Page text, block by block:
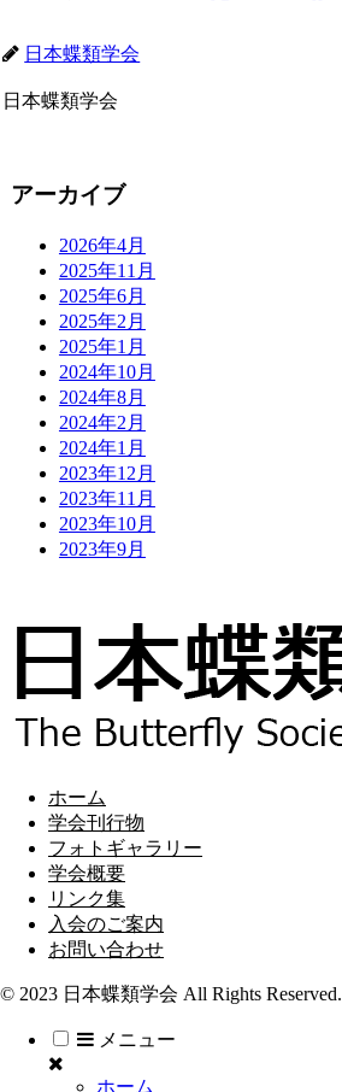
日本蝶類学会
日本蝶類学会
アーカイブ
2026年4月
2025年11月
2025年6月
2025年2月
2025年1月
2024年10月
2024年8月
2024年2月
2024年1月
2023年12月
2023年11月
2023年10月
2023年9月
ホーム
学会刊行物
フォトギャラリー
学会概要
リンク集
入会のご案内
お問い合わせ
© 2023 日本蝶類学会 All Rights Reserved.
メニュー
ホーム